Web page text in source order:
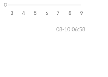
08-10 06:58